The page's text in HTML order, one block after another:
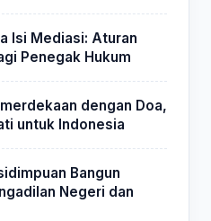
Isi Mediasi: Aturan
Penegak Hukum
dengan Doa,
untuk Indonesia
Bangun
Negeri dan